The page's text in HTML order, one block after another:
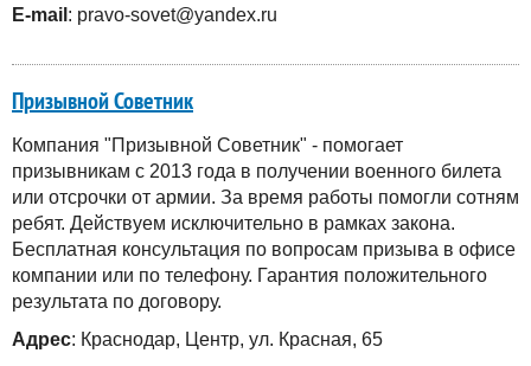
E-mail : pravo-sovet@yandex.ru
Призывной Советник
Компания "Призывной Советник" - помогает
призывникам с 2013 года в получении военного билета
или отсрочки от армии. За время работы помогли сотням
ребят. Действуем исключительно в рамках закона.
Бесплатная консультация по вопросам призыва в офисе
компании или по телефону. Гарантия положительного
результата по договору.
Адрес: Краснодар, Центр, ул. Красная, 65